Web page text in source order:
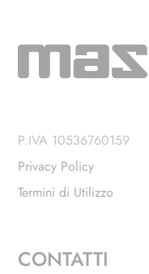
P.IVA 10536760159
Privacy Policy
Termini di Utilizzo
CONTATTI